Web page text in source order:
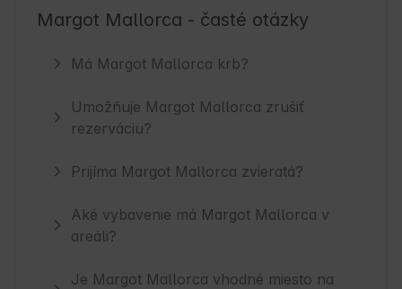
Margot Mallorca - časté otázky
Má Margot Mallorca krb?
Umožňuje Margot Mallorca zrušiť
rezerváciu?
Prijíma Margot Mallorca zvieratá?
Aké vybavenie má Margot Mallorca v
areáli?
Je Margot Mallorca vhodné miesto na